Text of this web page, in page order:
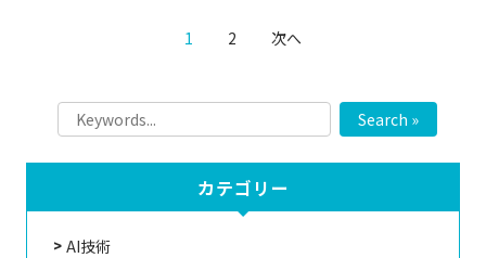
1 2 次へ
Search »
カテゴリー
AI技術